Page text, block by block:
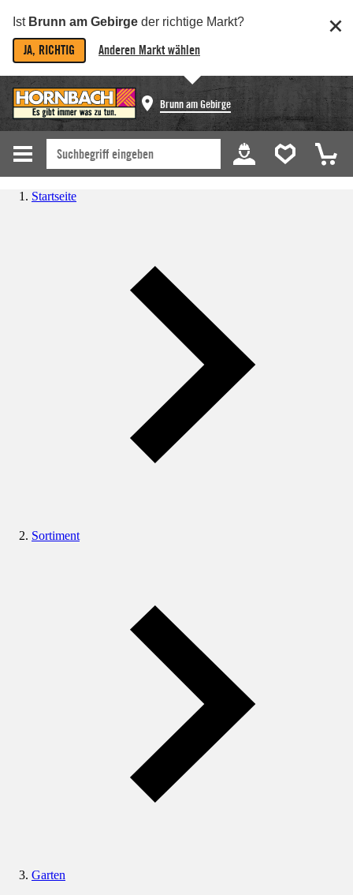
Ist Brunn am Gebirge der richtige Markt?
JA, RICHTIG Anderen Markt wählen
Brunn am Gebirge
Startseite
Sortiment
Garten